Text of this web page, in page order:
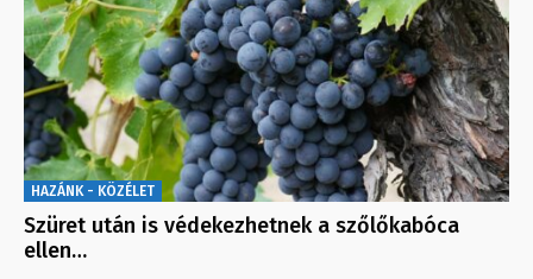
HAZÁNK - KÖZÉLET
Szüret után is védekezhetnek a szőlőkabóca
ellen…